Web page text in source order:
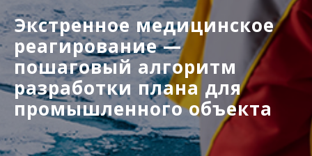
Экстренное медицинское
реагирование —
пошаговый алгоритм
разработки плана для
промышленного объекта